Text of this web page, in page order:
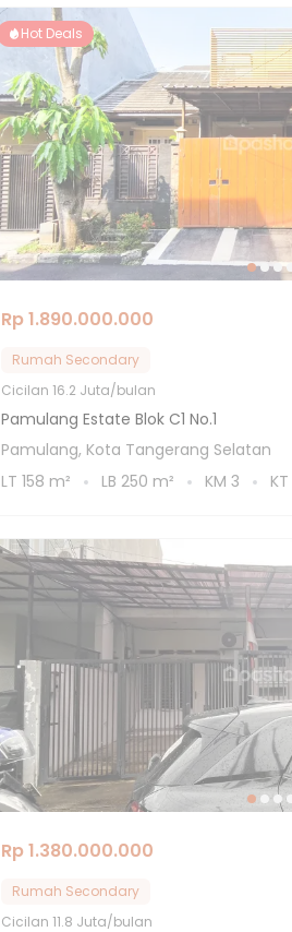
Hot Deals
Rp 1.890.000.000
Rumah Secondary
Cicilan 16.2 Juta/bulan
Pamulang Estate Blok C1 No.1
Pamulang, Kota Tangerang Selatan
LT 158 m² LB 250 m² KM 3 KT
Rp 1.380.000.000
Rumah Secondary
Cicilan 11.8 Juta/bulan